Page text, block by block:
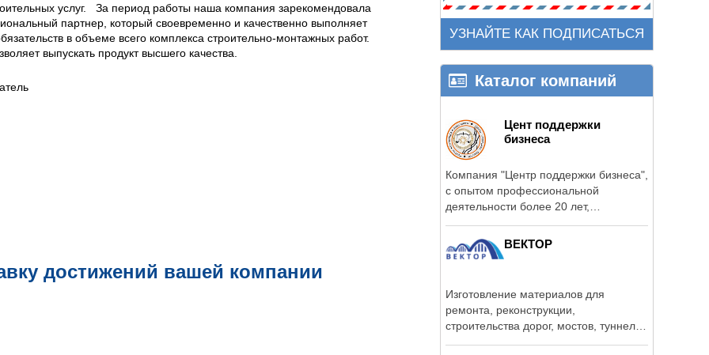
услуг. За период работы наша компания зарекомендовала
партнер, который своевременно и качественно выполняет
в объеме всего комплекса строительно-монтажных работ.
выпускать продукт высшего качества.
достижений вашей компании
УЗНАЙТЕ КАК ПОДПИСАТЬСЯ
Каталог компаний
Цент поддержки
бизнеса
Компания "Центр поддержки бизнеса",
с опытом профессиональной
деятельности более 20 лет,
ВЕКТОР
Изготовление материалов для
ремонта, реконструкции,
строительства дорог, мостов, туннелей